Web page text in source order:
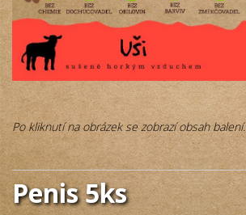
Po kliknutí na obrázek se zobrazí obsah balení.
Penis 5ks